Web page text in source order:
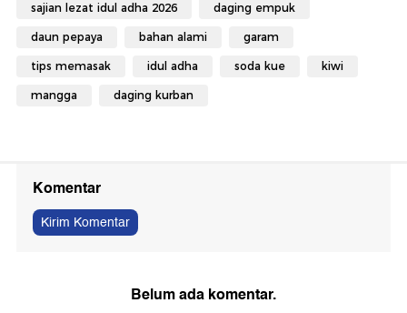
sajian lezat idul adha 2026 daging empuk
daun pepaya bahan alami garam
tips memasak idul adha soda kue kiwi
mangga daging kurban
Komentar
Kirim Komentar
Belum ada komentar.